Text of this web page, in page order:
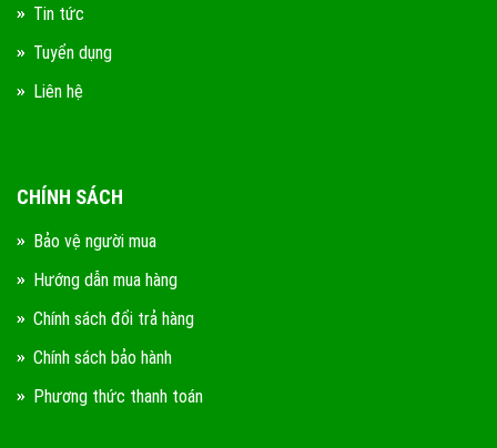
Tin tức
Tuyển dụng
Liên hệ
CHÍNH SÁCH
Bảo vệ người mua
Hướng dẫn mua hàng
Chính sách đổi trả hàng
Chính sách bảo hành
Phương thức thanh toán